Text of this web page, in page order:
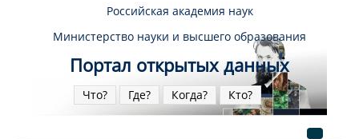
Российская академия наук
Министерство науки и высшего образования
Портал открытых данных
Что? Где? Когда? Кто?